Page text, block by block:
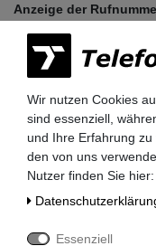
Anzeige der
Klingeltöne und
Standard Ruftöne
Ruftöne sind
aktivierbar
Lautstärke für interne
Lautstärke einstellbar
Akku:
Wir nutzen Cookies
sind essenziell,
und Ihre Erfahrung
den von uns
Nutzer finden Sie hier:
Essenziell